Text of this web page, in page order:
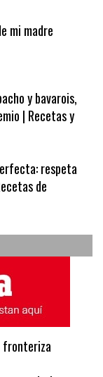
mi madre
y bavarois,
| Recetas y
respeta
de
fronteriza